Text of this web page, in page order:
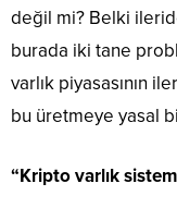
değil mi? Belki
burada iki tane
varlık piyasasının
bu üretmeye yasal
“Kripto varlık